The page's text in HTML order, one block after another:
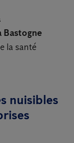
la santé
nuisibles